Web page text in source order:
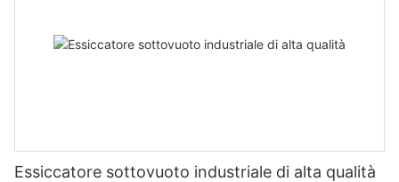
Essiccatore sottovuoto industriale di alta qualità